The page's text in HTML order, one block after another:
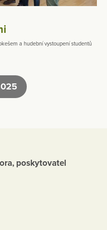
a hudební vystoupení studentů
poskytovatel